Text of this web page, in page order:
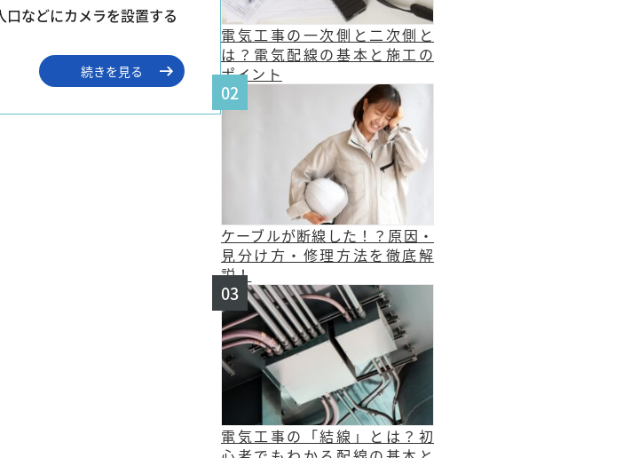
などにカメラを設置する
続きを見る
電気工事の一次側と二次側と
は？電気配線の基本と施工の
ポイント
ケーブルが断線した！？原因・
見分け方・修理方法を徹底解
説！
電気工事の「結線」とは？初